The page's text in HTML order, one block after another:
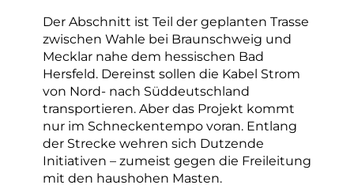
Der Abschnitt ist Teil der geplanten Trasse
zwischen Wahle bei Braunschweig und
Mecklar nahe dem hessischen Bad
Hersfeld. Dereinst sollen die Kabel Strom
von Nord- nach Süddeutschland
transportieren. Aber das Projekt kommt
nur im Schneckentempo voran. Entlang
der Strecke wehren sich Dutzende
Initiativen – zumeist gegen die Freileitung
mit den haushohen Masten.